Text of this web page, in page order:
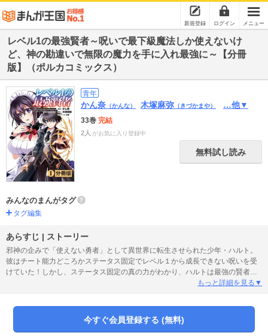
新規登録 ログイン メニュー
レベル1の最強賢者～呪いで最下級魔法しか使えないけ
ど、神の勘違いで無限の魔力を手に入れ最強に～【分冊
版】（ポルカコミックス）
青年
かん奈 （かんな） 木塚麻弥 （きづかまや） …他▼
33巻 完結
2人 がお気に入り登録中
無料試し読み
みんなのまんがタグ
タグ編集
あらすじ | ストーリー
邪神の企みで「使えない勇者」として異世界に転生させられた少年・ハルト。
彼はチート能力どころかステータス固定でレベル１から成長できない呪いを受
けていた！しかし、ステータス固定の真の力がわかり、ハルトは最強の賢者に
なっていく！第七回ネット小説大賞受賞作の異世界転生ファンタジーがコミカ
もっと詳細を見る▼
今すぐ会員登録する (無料)